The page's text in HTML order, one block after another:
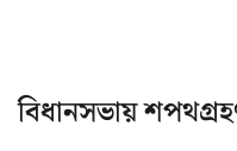
বিধানসভায়